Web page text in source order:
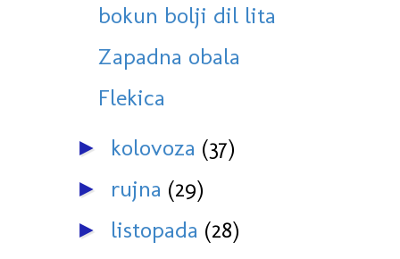
bokun bolji dil lita
Zapadna obala
Flekica
► kolovoza (37)
► rujna (29)
► listopada (28)